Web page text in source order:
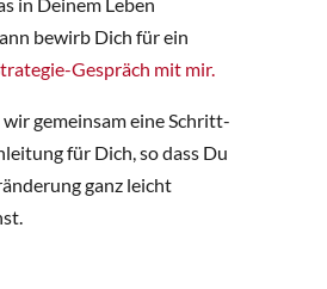
bewirb Dich für ein
Gespräch mit mir.
gemeinsam eine Schritt-
für Dich, so dass Du
ganz leicht